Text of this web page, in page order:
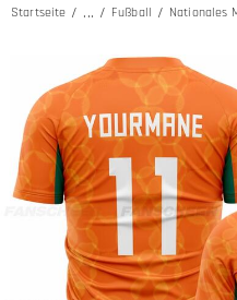
Startseite ... Fußball Nationales